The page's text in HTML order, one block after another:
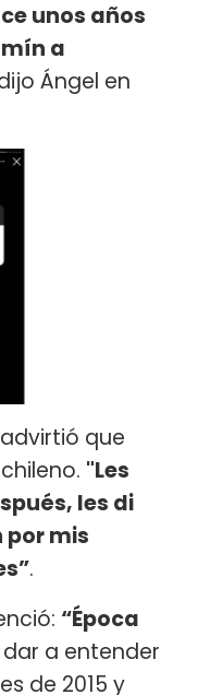
unos años
a
Ángel en
que
"Les
les di
por mis
.
“Época
a entender
de 2015 y